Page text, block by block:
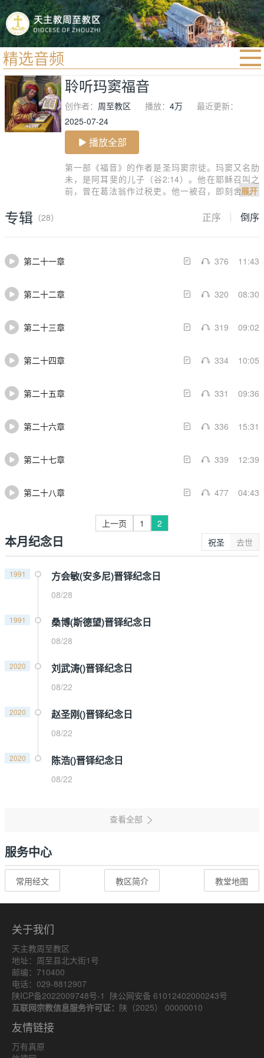
精选音频
首页
宗教法规
教区动态
聆听玛窦福音
创作者： 周至教区 播放： 4万
最近更新：
2025-07-24
播放全部
第一部《福音》的作者是圣玛窦宗徒。玛窦又名肋
未，是阿耳斐的儿子（谷2:14）。他在耶稣召叫之
前，曾在葛法翁作过税吏。他一被召，即刻舍弃一
8）。耶稣升天后，他先在巴力斯坦一带，给自己的同
展开
专辑 （28） 正序 倒序
第二十一章 376 11:43
第二十二章 320 08:30
第二十三章 319 09:02
第二十四章 334 10:05
第二十五章 331 09:36
第二十六章 336 15:31
第二十七章 339 12:39
第二十八章 477 04:43
上一页 1 2
本月纪念日 祝圣 去世
1991 方会敏(安多尼)晋铎纪念日
08/28
1991 桑博(斯德望)晋铎纪念日
08/28
2020 刘武涛()晋铎纪念日
08/22
2020 赵圣刚()晋铎纪念日
08/22
2020 陈浩()晋铎纪念日
08/22
服务中心
常用经文 教区简介 教堂地图
关于我们
天主教周至教区
地址：周至县北大街1号
邮编：710400
电话：029-8812907
陕ICP备2022009748号-1 陕公网安备 61012402000243号
互联网宗教信息服务许可证： 陕（2025） 00000010
友情链接
万有真原